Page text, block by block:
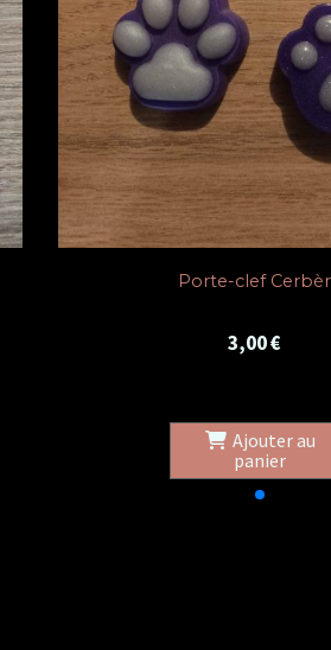
Jeton de
3,00€
Ajouter au
panier